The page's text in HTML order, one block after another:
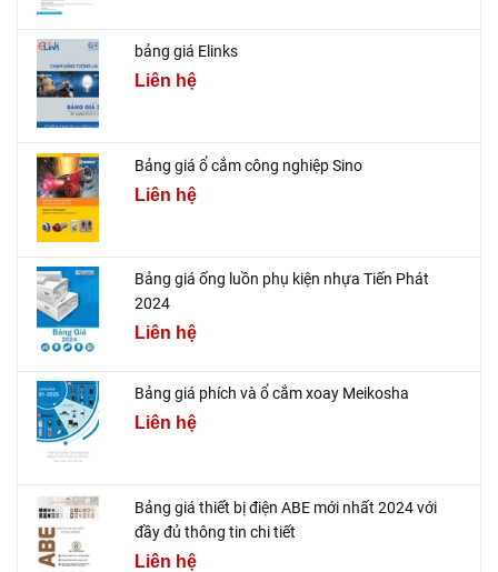
bảng giá Elinks
Liên hệ
Bảng giá ổ cắm công nghiệp Sino
Liên hệ
Bảng giá ống luồn phụ kiện nhựa Tiến Phát
2024
Liên hệ
Bảng giá phích và ổ cắm xoay Meikosha
Liên hệ
Bảng giá thiết bị điện ABE mới nhất 2024 với
đầy đủ thông tin chi tiết
Liên hệ